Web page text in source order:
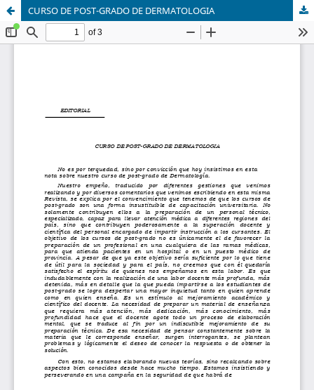
CURSO DE POST-GRADO DE DERMATOLOGIA